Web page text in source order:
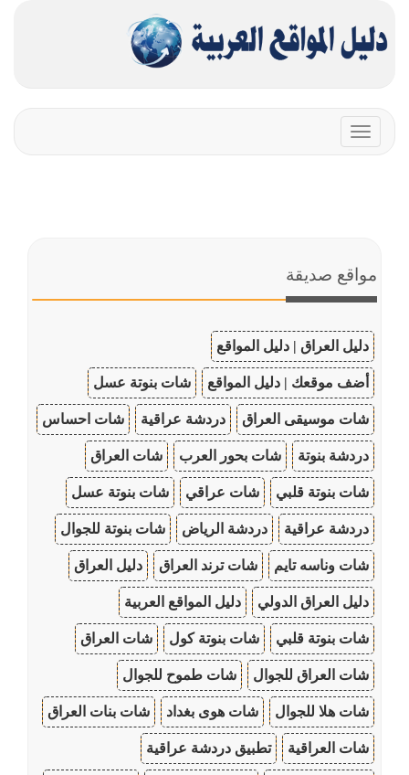
Toggle
navigation
مواقع صديقة
دليل العراق | دليل المواقع
أضف موقعك | دليل المواقع شات بنوتة عسل
شات موسيقى العراق دردشة عراقية شات احساس
دردشة بنوتة شات بحور العرب شات العراق
شات بنوتة قلبي شات عراقي شات بنوتة عسل
دردشة عراقية دردشة الرياض شات بنوتة للجوال
شات وناسه تايم شات ترند العراق دليل العراق
دليل العراق الدولي دليل المواقع العربية
شات بنوتة قلبي شات بنوتة كول شات العراق
شات العراق للجوال شات طموح للجوال
شات هلا للجوال شات هوى بغداد شات بنات العراق
شات العراقية تطبيق دردشة عراقية